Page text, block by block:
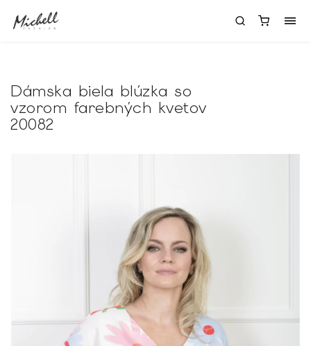
Dámska biela blúzka so
vzorom farebných kvetov
20082